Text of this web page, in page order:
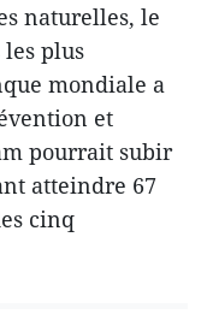
naturelles, le
plus
mondiale a
et
pourrait subir
atteindre 67
cinq